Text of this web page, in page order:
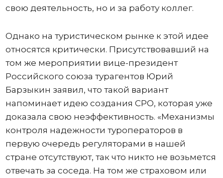
свою деятельность, но и за работу коллег.
Однако на туристическом рынке к этой идее
относятся критически. Присутствовавший на
том же мероприятии вице-президент
Российского союза турагентов Юрий
Барзыкин заявил, что такой вариант
напоминает идею создания СРО, которая уже
доказала свою неэффективность. «Механизмы
контроля надежности туроператоров в
первую очередь регуляторами в нашей
стране отсутствуют, так что никто не возьмется
отвечать за соседа. На том же страховом или